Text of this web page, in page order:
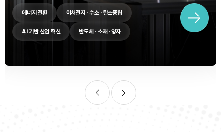
에너지 전환 이차전지 · 수소 · 탄소중립
Ai 기반 산업 혁신 반도체 · 소재 · 양자